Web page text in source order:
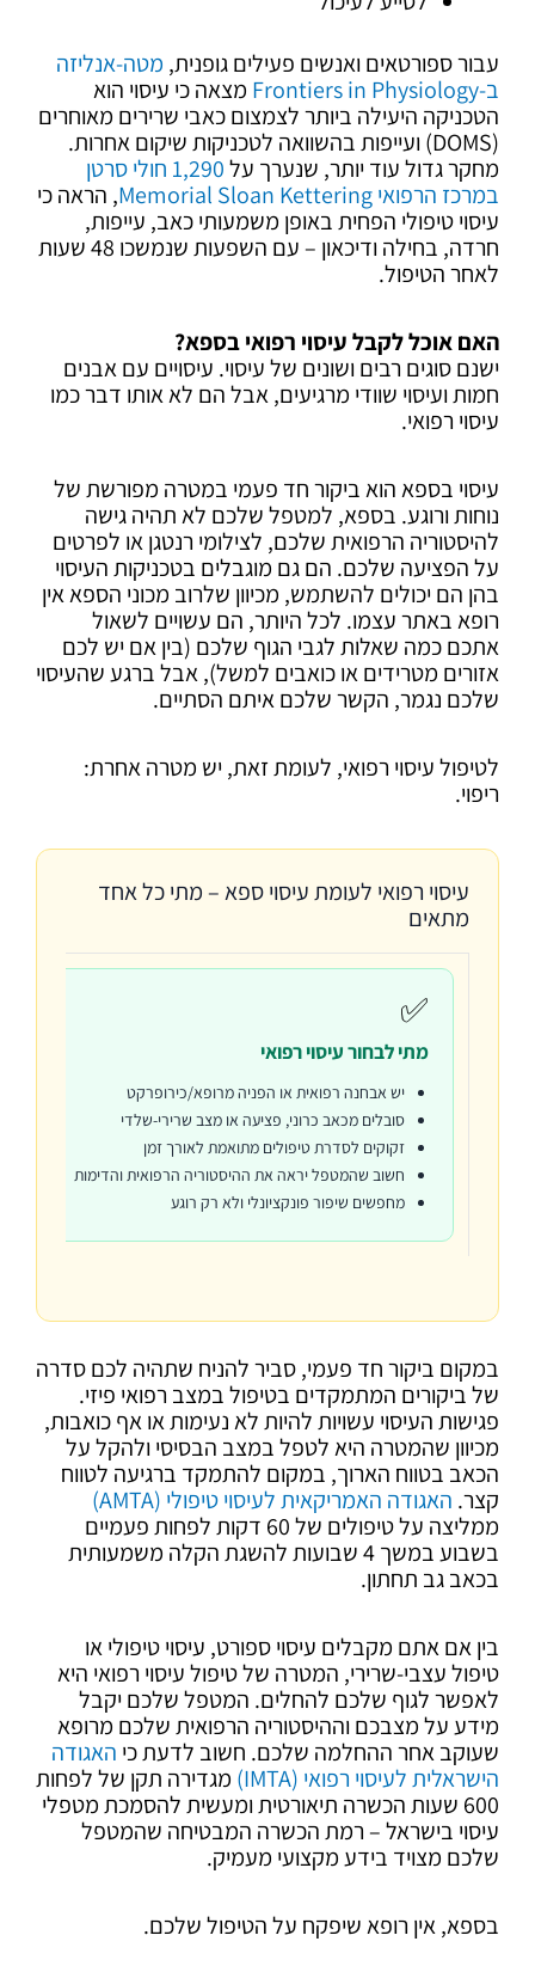
עבור ספורטאים ואנשים פעילים גופנית, מטה-אנליזה
ב-Frontiers in Physiology
מצאה כי עיסוי הוא
הטכניקה היעילה ביותר לצמצום כאבי שרירים מאוחרים
(DOMS) ועייפות בהשוואה לטכניקות שיקום אחרות.
מחקר גדול עוד יותר, שנערך על
1,290 חולי סרטן
במרכז הרפואי Memorial Sloan Kettering
, הראה כי
עיסוי טיפולי הפחית באופן משמעותי כאב, עייפות,
חרדה, בחילה ודיכאון – עם השפעות שנמשכו 48 שעות
לאחר הטיפול.
האם אוכל לקבל עיסוי רפואי בספא?
ישנם סוגים רבים ושונים של עיסוי. עיסויים עם אבנים
חמות ועיסוי שוודי מרגיעים, אבל הם לא אותו דבר כמו
עיסוי רפואי.
עיסוי בספא הוא ביקור חד פעמי במטרה מפורשת של
נוחות ורוגע. בספא, למטפל שלכם לא תהיה גישה
להיסטוריה הרפואית שלכם, לצילומי רנטגן או לפרטים
על הפציעה שלכם. הם גם מוגבלים בטכניקות העיסוי
בהן הם יכולים להשתמש, מכיוון שלרוב מכוני הספא אין
רופא באתר עצמו. לכל היותר, הם עשויים לשאול
אתכם כמה שאלות לגבי הגוף שלכם (בין אם יש לכם
אזורים מטרידים או כואבים למשל), אבל ברגע שהעיסוי
שלכם נגמר, הקשר שלכם איתם הסתיים.
לטיפול עיסוי רפואי, לעומת זאת, יש מטרה אחרת:
ריפוי.
עיסוי רפואי לעומת עיסוי ספא – מתי כל אחד
מתאים
✅
מתי לבחור עיסוי רפואי
יש אבחנה רפואית או הפניה מרופא/כירופרקט
סובלים מכאב כרוני, פציעה או מצב שרירי-שלדי
זקוקים לסדרת טיפולים מתואמת לאורך זמן
חשוב שהמטפל יראה את ההיסטוריה הרפואית והדימות
מחפשים שיפור פונקציונלי ולא רק רוגע
במקום ביקור חד פעמי, סביר להניח שתהיה לכם סדרה
של ביקורים המתמקדים בטיפול במצב רפואי פיזי.
פגישות העיסוי עשויות להיות לא נעימות או אף כואבות,
מכיוון שהמטרה היא לטפל במצב הבסיסי ולהקל על
הכאב בטווח הארוך, במקום להתמקד ברגיעה לטווח
קצר. האגודה האמריקאית לעיסוי טיפולי (AMTA)
ממליצה על טיפולים של 60 דקות לפחות פעמיים
בשבוע במשך 4 שבועות להשגת הקלה משמעותית
בכאב גב תחתון.
בין אם אתם מקבלים עיסוי ספורט, עיסוי טיפולי או
טיפול עצבי-שרירי, המטרה של טיפול עיסוי רפואי היא
לאפשר לגוף שלכם להחלים. המטפל שלכם יקבל
מידע על מצבכם וההיסטוריה הרפואית שלכם מרופא
שעוקב אחר ההחלמה שלכם. חשוב לדעת כי האגודה
הישראלית לעיסוי רפואי (IMTA)
מגדירה תקן של לפחות
600 שעות הכשרה תיאורטית ומעשית להסמכת מטפלי
עיסוי בישראל – רמת הכשרה המבטיחה שהמטפל
שלכם מצויד בידע מקצועי מעמיק.
בספא, אין רופא שיפקח על הטיפול שלכם.